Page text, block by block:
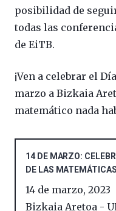
posibilidad de
todas las
de EiTB.
¡Ven a celebrar el
marzo a Bizkaia
matemático nada
14 DE MARZO:
DE LAS
14 de marzo, 2023
Bizkaia Aretoa -